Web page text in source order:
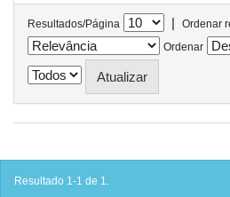
Resultados/Página |
Ordenar
Ordenar
Resultado 1-1 de 1.